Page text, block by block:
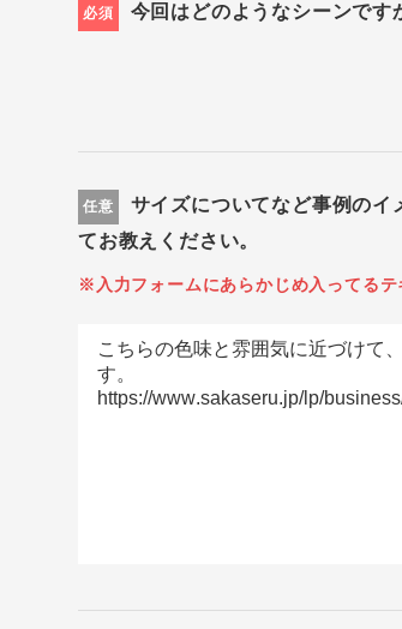
必須 今回はどのようなシーンです
任意
サイズについてなど事例の
てお教えください。
※入力フォームにあらかじめ入ってる